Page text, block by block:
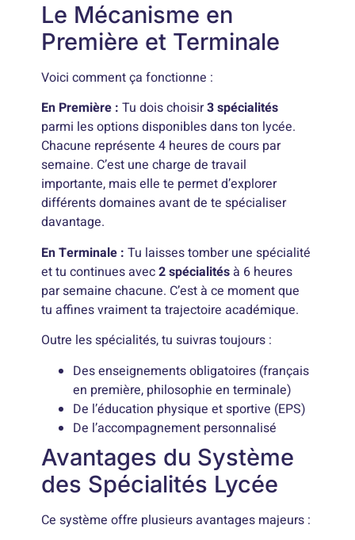
Le Mécanisme en
Première et Terminale
Voici comment ça fonctionne :
En Première : Tu dois choisir3 spécialités
parmi les options disponibles dans ton lycée.
Chacune représente 4 heures de cours par
semaine. C’est une charge de travail
importante, mais elle te permet d’explorer
différents domaines avant de te spécialiser
davantage.
En Terminale : Tu laisses tomber une spécialité
et tu continues avec2 spécialitésà 6 heures
par semaine chacune. C’est à ce moment que
tu affines vraiment ta trajectoire académique.
Outre les spécialités, tu suivras toujours :
Des enseignements obligatoires (français
en première, philosophie en terminale)
De l’éducation physique et sportive (EPS)
De l’accompagnement personnalisé
Avantages du Système
des Spécialités Lycée
Ce système offre plusieurs avantages majeurs :